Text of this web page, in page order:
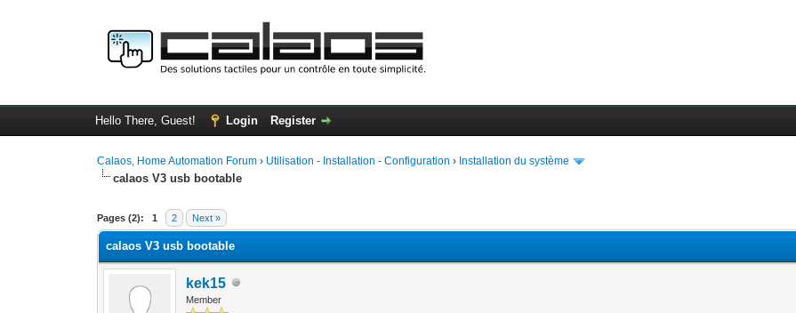
Hello There, Guest! Login Register
Calaos, Home Automation Forum › Utilisation - Installation - Configuration › Installation du système
calaos V3 usb bootable
Pages (2): 1 2 Next »
0 Vote(s) - 0 Average
1
2
3
4
5
calaos V3 usb bootable
kek15
Member